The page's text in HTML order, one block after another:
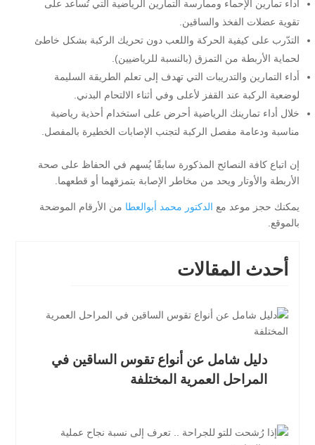
أحدث المقالات
دليل شامل عن أنواع تقوس الساقين في
المراحل العمرية المختلفة
أداء تمارين الإحماء وممارسة التمارين الرياضية التي تُساعد على
تقوية عضلات الفخذ والساقين.
التدّرب على كيفية الحركة واللعب دون تحريك الركبة بشكل خاطئ
لحماية الأربطة من التمزق (بالنسبة للرياضيين).
أداء التمارين والتدريبات التي تهدف إلى تعلم الطريقة السليمة
لوضعية الركبة عند القفز لأعلى وفي أثناء الالتحام البدني.
خلال أداء تمارينك الرياضية أحرض على استخدام أحذية رياضية
مناسبة ودعامة مفصل الركبة لتجنب الإصابات الخطيرة بالمفصل.
إن اتباع كافة النصائح المذكورة سابقًا يُسهم في الحفاظ على صحة
الأربطة والأوتار ويحد من مخاطر الإصابة بتمزقهما أو قطعهما.
يمكنك حجز موعد مع الدكتور محمد أبوالعطا من الأرقام الموضحة
بالموقع.